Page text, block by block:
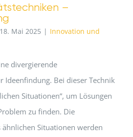
–
18. Mai 2025 | Innovation und
divergierende
Ideenfindung. Bei dieser Technik
Situationen“, um Lösungen
zu finden. Die
Situationen werden